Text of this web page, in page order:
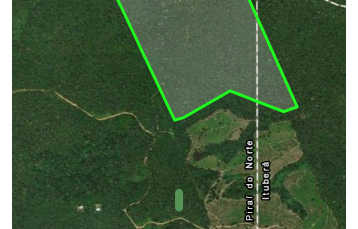
Hidrografia
1:1.000.000
(ANA)
Biomas
(IBGE)
Vegetação
(IBGE)
Rodovias
(IBGE)
Relevo
(IBGE)